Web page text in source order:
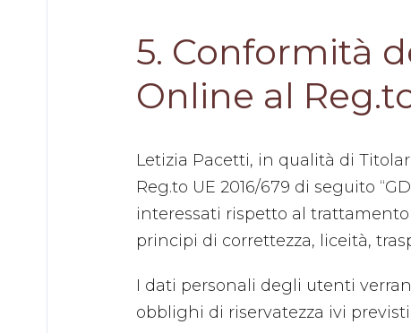
5. Conformità
Online al
Letizia Pacetti, in qualità di
Reg.to UE 2016/679 di seguito
interessati rispetto al
principi di correttezza, liceità,
I dati personali degli utenti
obblighi di riservatezza ivi previsti.